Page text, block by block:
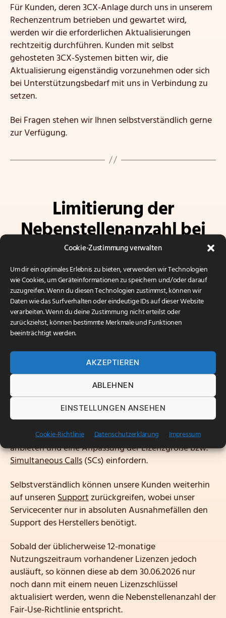
Cookie-Zustimmung verwalten
Um dir ein optimales Erlebnis zu bieten, verwenden wir Technologien
wie Cookies, um Geräteinformationen zu speichern und/oder darauf
zuzugreifen. Wenn du diesen Technologien zustimmst, können wir
Daten wie das Surfverhalten oder eindeutige IDs auf dieser Website
verarbeiten. Wenn du deine Zustimmung nicht erteilst oder
zurückziehst, können bestimmte Merkmale und Funktionen
beeinträchtigt werden.
AKZEPTIEREN
ABLEHNEN
EINSTELLUNGEN ANSEHEN
Cookie-Richtlinie Datenschutzerklärung Impressum
Für Kunden, deren 3CX-Anlage durch uns in unserem
Rechenzentrum betrieben und gewartet wird,
werden wir die erforderlichen Aktualisierungen
rechtzeitig durchführen. Kunden mit selbst
gehosteten 3CX-Systemen bitten wir, die
Aktualisierung eigenständig vorzunehmen oder sich
bei Unterstützungsbedarf mit uns in Verbindung zu
setzen.
Bei Fragen stehen wir Ihnen selbstverständlich gerne
zur Verfügung.
Limitierung der
Nebenstellenanzahl bei
3CX-
Nutzungsvereinbarungen
Veröffentlichungsdatum
26. Mai 2026
Der Softwarehersteller3CXhat 2025 angekündigt,
dass die Limitierung der Nebenstellenanzahl im Sinne
einer Fair-Use-Richtlinie geplant sei.
Ab dem 30.06.2026 wird 3CX die neue
Nutzungsrichtlinie durchsetzen.
Für bestehende Telefonanlagen, die gemäß der
neuen Nutzungsrichtlinie die Maximalanzahl an
Nebenstellen überschreiten, wird 3CXab dem
30.06.2026 keinen Herstellersupport mehr
anbieten und eine Anpassung der Lizenzgröße bzw.
Simultaneous Calls(SCs) einfordern.
Selbstverständlich können unsere Kunden weiterhin
auf unserenSupportzurückgreifen, wobei unser
Servicecenter nur in absoluten Ausnahmefällen den
Support des Herstellers benötigt.
Sobald der üblicherweise 12-monatige
Nutzungszeitraum vorhandener Lizenzen jedoch
ausläuft, so können diese ab dem 30.06.2026 nur
noch dann mit einem neuen Lizenzschlüssel
aktualisiert werden, wenn die Nebenstellenanzahl der
Fair-Use-Richtlinie entspricht.